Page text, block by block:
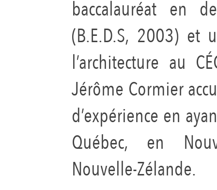
baccalauréat en
(B.E.D.S, 2003) et
l’architecture au
Jérôme Cormier
d’expérience en
Québec, en
Nouvelle-Zélande.